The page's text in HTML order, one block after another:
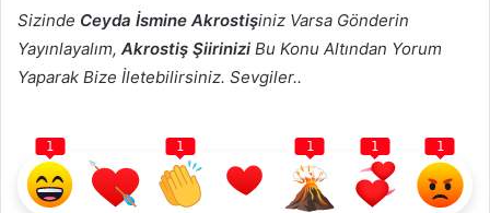
Sizinde Ceyda İsmine Akrostişiniz Varsa Gönderin
Yayınlayalım, Akrostiş Şiirinizi Bu Konu Altından Yorum
Yaparak Bize İletebilirsiniz. Sevgiler..
1 1 1 1 1